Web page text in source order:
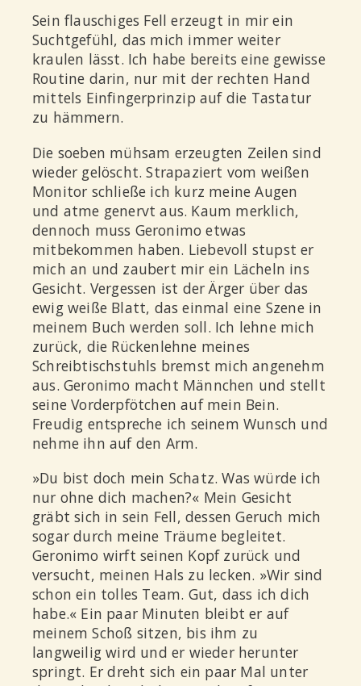
Sein flauschiges Fell erzeugt in mir ein
Suchtgefühl, das mich immer weiter
kraulen lässt. Ich habe bereits eine gewisse
Routine darin, nur mit der rechten Hand
mittels Einfingerprinzip auf die Tastatur
zu hämmern.
Die soeben mühsam erzeugten Zeilen sind
wieder gelöscht. Strapaziert vom weißen
Monitor schließe ich kurz meine Augen
und atme genervt aus. Kaum merklich,
dennoch muss Geronimo etwas
mitbekommen haben. Liebevoll stupst er
mich an und zaubert mir ein Lächeln ins
Gesicht. Vergessen ist der Ärger über das
ewig weiße Blatt, das einmal eine Szene in
meinem Buch werden soll. Ich lehne mich
zurück, die Rückenlehne meines
Schreibtischstuhls bremst mich angenehm
aus. Geronimo macht Männchen und stellt
seine Vorderpfötchen auf mein Bein.
Freudig entspreche ich seinem Wunsch und
nehme ihn auf den Arm.
»Du bist doch mein Schatz. Was würde ich
nur ohne dich machen?« Mein Gesicht
gräbt sich in sein Fell, dessen Geruch mich
sogar durch meine Träume begleitet.
Geronimo wirft seinen Kopf zurück und
versucht, meinen Hals zu lecken. »Wir sind
schon ein tolles Team. Gut, dass ich dich
habe.« Ein paar Minuten bleibt er auf
meinem Schoß sitzen, bis ihm zu
langweilig wird und er wieder herunter
springt. Er dreht sich ein paar Mal unter